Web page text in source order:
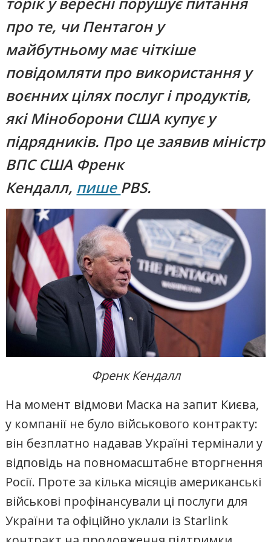
про те, чи Пентагон у
майбутньому має чіткіше
повідомляти про використання у
воєнних цілях послуг і продуктів,
які Міноборони США купує у
підрядників. Про це заявив міністр
ВПС США Френк
Кендалл, пише PBS.
Френк Кендалл
На момент відмови Маска на запит Києва,
у компанії не було військового контракту:
він безплатно надавав Україні термінали у
відповідь на повномасштабне вторгнення
Росії. Проте за кілька місяців американські
військові профінансували ці послуги для
України та офіційно уклали із Starlink